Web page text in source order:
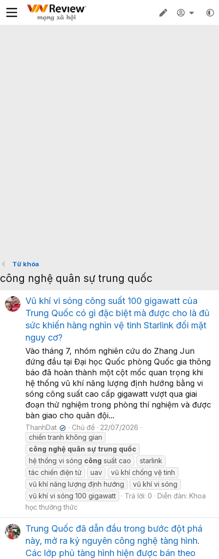
Từ khóa
công nghệ quân sự trung quốc
Vũ khí vi sóng công suất 100 gigawatt của
Trung Quốc có gì đặc biệt mà được cho là đủ
sức khiến hàng nghìn vệ tinh Starlink đối mặt
nguy cơ?
Vào tháng 7, nhóm nghiên cứu do Zhang Jun
đứng đầu tại Đại học Quốc phòng Quốc gia thông
báo đã hoàn thành một cột mốc quan trọng khi
hệ thống vũ khí năng lượng định hướng bằng vi
sóng công suất cao cấp gigawatt vượt qua giai
đoạn thử nghiệm trong phòng thí nghiệm và được
bàn giao cho quân đội...
ThanhDat ✔ Chủ đề
22/07/2026
chiến tranh không gian
công nghệ quân sự trung quốc
hệ thống vi sóng công suất cao
starlink
tác chiến điện tử
uav
vũ khí chống vệ tinh
vũ khí năng lượng định hướng
vũ khí vi sóng
vũ khí vi sóng 100 gigawatt
Trả lời: 0 Diễn đàn: Khoa
học thường thức
Trung Quốc đã dẫn đầu trong bước đột phá
này, mở ra kỷ nguyên công nghệ tàng hình.
Các lớp phủ tàng hình hiện được bán theo